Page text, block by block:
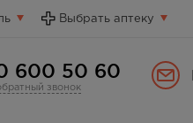
Выбрать аптеку
600 50 60
звонок